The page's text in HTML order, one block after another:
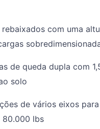
rebaixados com uma
de queda dupla com
solo
de vários eixos
80.000 lbs